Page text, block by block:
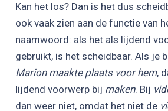
Kan het los? Dan is het dus
ook vaak zien aan de functie van
naamwoord: als het als lijdend
gebruikt, is het scheidbaar. Als je
Marion maakte plaats voor hem,
lijdend voorwerp bij maken. Bij
dan weer niet, omdat het niet de